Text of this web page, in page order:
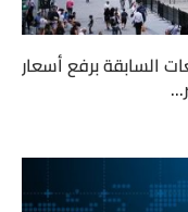
السابقة برفع أسعار